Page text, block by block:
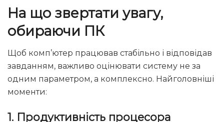
На що звертати увагу,
обираючи ПК
Щоб комп’ютер працював стабільно і відповідав
завданням, важливо оцінювати систему не за
одним параметром, а комплексно. Найголовніші
моменти:
1. Продуктивність процесора